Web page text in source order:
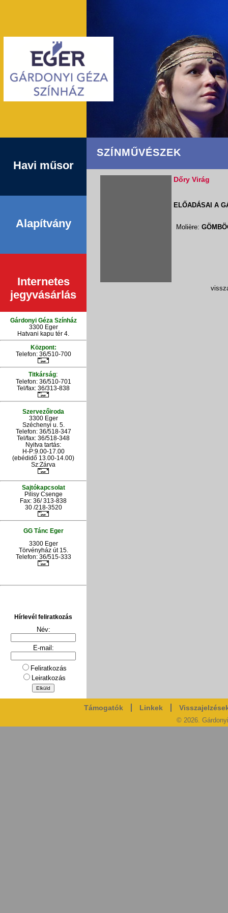
Havi műsor
Alapítvány
Internetes
jegyvásárlás
Gárdonyi Géza Színház
3300 Eger
Hatvani kapu tér 4.
Központ:
Telefon: 36/510-700
Titkárság:
Telefon: 36/510-701
Tel/fax: 36/313-838
Szervezőiroda
3300 Eger
Széchenyi u. 5.
Telefon: 36/518-347
Tel/fax: 36/518-348
Nyitva tartás:
H-P:9.00-17.00
(ebédidő 13.00-14.00)
Sz:Zárva
Sajtókapcsolat
Pilisy Csenge
Fax: 36/ 313-838
30 /218-3520
GG Tánc Eger
3300 Eger
Törvényház út 15.
Telefon: 36/515-333
Hírlevél feliratkozás
Név:
E-mail:
Feliratkozás
Leiratkozás
SZÍNMŰVÉSZEK
Dőry Virág
ELŐADÁSAI A
Molière:
Támogatók Linkek
© 2026.